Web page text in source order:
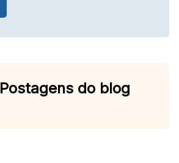
Postagens do blog